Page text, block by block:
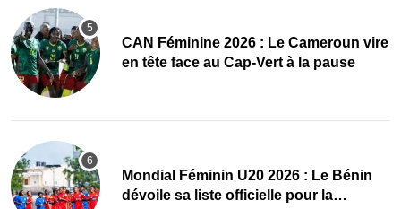
CAN Féminine 2026 : Le Cameroun vire
en tête face au Cap-Vert à la pause
Mondial Féminin U20 2026 : Le Bénin
dévoile sa liste officielle pour la